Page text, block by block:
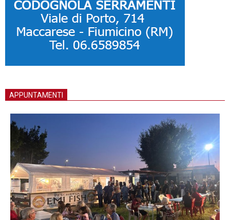
APPUNTAMENTI